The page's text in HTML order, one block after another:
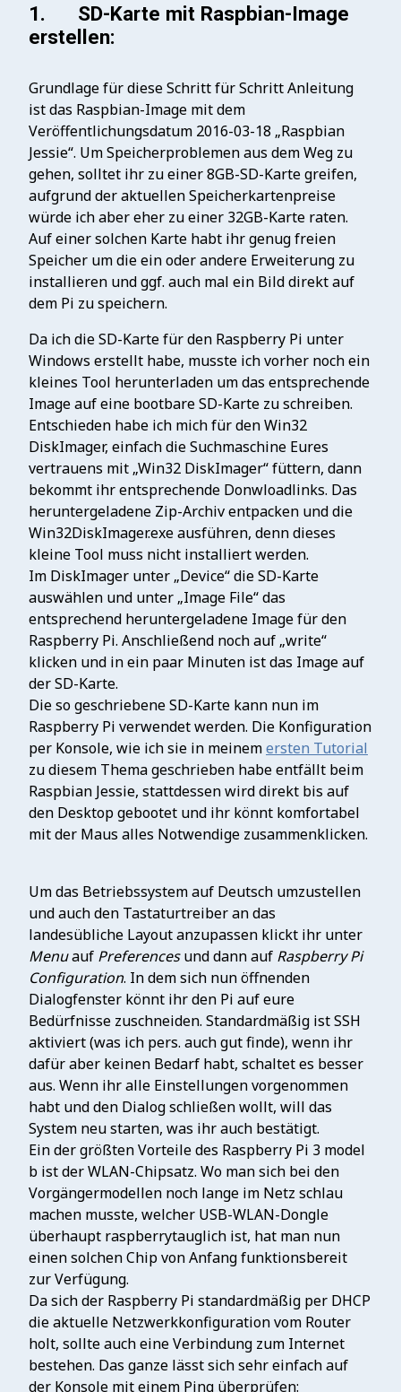
1. SD-Karte mit Raspbian-Image
erstellen:
Grundlage für diese Schritt für Schritt Anleitung
ist das Raspbian-Image mit dem
Veröffentlichungsdatum 2016-03-18 „Raspbian
Jessie“. Um Speicherproblemen aus dem Weg zu
gehen, solltet ihr zu einer 8GB-SD-Karte greifen,
aufgrund der aktuellen Speicherkartenpreise
würde ich aber eher zu einer 32GB-Karte raten.
Auf einer solchen Karte habt ihr genug freien
Speicher um die ein oder andere Erweiterung zu
installieren und ggf. auch mal ein Bild direkt auf
dem Pi zu speichern.
Da ich die SD-Karte für den Raspberry Pi unter
Windows erstellt habe, musste ich vorher noch ein
kleines Tool herunterladen um das entsprechende
Image auf eine bootbare SD-Karte zu schreiben.
Entschieden habe ich mich für den Win32
DiskImager, einfach die Suchmaschine Eures
vertrauens mit „Win32 DiskImager“ füttern, dann
bekommt ihr entsprechende Donwloadlinks. Das
heruntergeladene Zip-Archiv entpacken und die
Win32DiskImager.exe ausführen, denn dieses
kleine Tool muss nicht installiert werden.
Im DiskImager unter „Device“ die SD-Karte
auswählen und unter „Image File“ das
entsprechend heruntergeladene Image für den
Raspberry Pi. Anschließend noch auf „write“
klicken und in ein paar Minuten ist das Image auf
der SD-Karte.
Die so geschriebene SD-Karte kann nun im
Raspberry Pi verwendet werden. Die Konfiguration
per Konsole, wie ich sie in meinemersten Tutorial
zu diesem Thema geschrieben habe entfällt beim
Raspbian Jessie, stattdessen wird direkt bis auf
den Desktop gebootet und ihr könnt komfortabel
mit der Maus alles Notwendige zusammenklicken.
Um das Betriebssystem auf Deutsch umzustellen
und auch den Tastaturtreiber an das
landesübliche Layout anzupassen klickt ihr unter
Menuauf Preferencesund dann auf Raspberry Pi
Configuration. In dem sich nun öffnenden
Dialogfenster könnt ihr den Pi auf eure
Bedürfnisse zuschneiden. Standardmäßig ist SSH
aktiviert (was ich pers. auch gut finde), wenn ihr
dafür aber keinen Bedarf habt, schaltet es besser
aus. Wenn ihr alle Einstellungen vorgenommen
habt und den Dialog schließen wollt, will das
System neu starten, was ihr auch bestätigt.
Ein der größten Vorteile des Raspberry Pi 3 model
b ist der WLAN-Chipsatz. Wo man sich bei den
Vorgängermodellen noch lange im Netz schlau
machen musste, welcher USB-WLAN-Dongle
überhaupt raspberrytauglich ist, hat man nun
einen solchen Chip von Anfang funktionsbereit
zur Verfügung.
Da sich der Raspberry Pi standardmäßig per DHCP
die aktuelle Netzwerkkonfiguration vom Router
holt, sollte auch eine Verbindung zum Internet
bestehen. Das ganze lässt sich sehr einfach auf
der Konsole mit einem Ping überprüfen: